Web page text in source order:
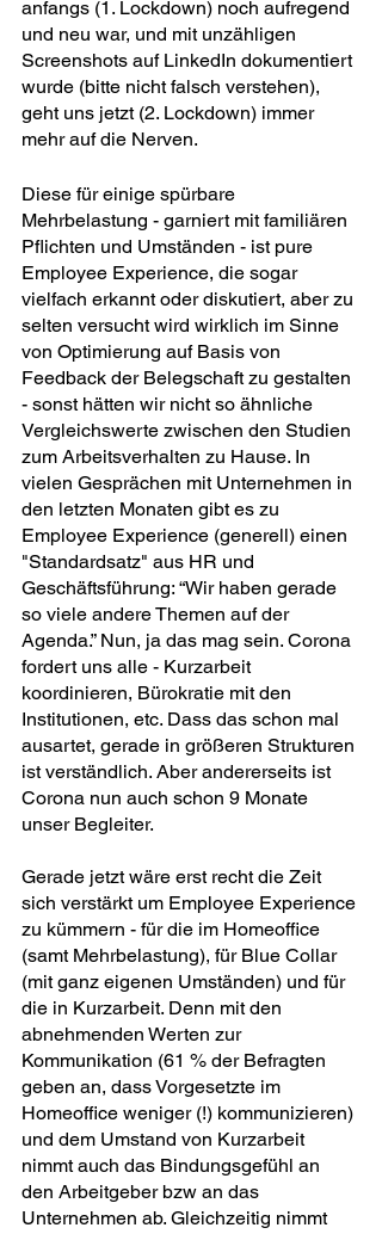
anfangs (1. Lockdown) noch aufregend
und neu war, und mit unzähligen
Screenshots auf LinkedIn dokumentiert
wurde (bitte nicht falsch verstehen),
geht uns jetzt (2. Lockdown) immer
mehr auf die Nerven.
Diese für einige spürbare
Mehrbelastung - garniert mit familiären
Pflichten und Umständen - ist pure
Employee Experience, die sogar
vielfach erkannt oder diskutiert, aber zu
selten versucht wird wirklich im Sinne
von Optimierung auf Basis von
Feedback der Belegschaft zu gestalten
- sonst hätten wir nicht so ähnliche
Vergleichswerte zwischen den Studien
zum Arbeitsverhalten zu Hause. In
vielen Gesprächen mit Unternehmen in
den letzten Monaten gibt es zu
Employee Experience (generell) einen
"Standardsatz" aus HR und
Geschäftsführung: “Wir haben gerade
so viele andere Themen auf der
Agenda.” Nun, ja das mag sein. Corona
fordert uns alle - Kurzarbeit
koordinieren, Bürokratie mit den
Institutionen, etc. Dass das schon mal
ausartet, gerade in größeren Strukturen
ist verständlich. Aber andererseits ist
Corona nun auch schon 9 Monate
unser Begleiter.
Gerade jetzt wäre erst recht die Zeit
sich verstärkt um Employee Experience
zu kümmern - für die im Homeoffice
(samt Mehrbelastung), für Blue Collar
(mit ganz eigenen Umständen) und für
die in Kurzarbeit. Denn mit den
abnehmenden Werten zur
Kommunikation (61 % der Befragten
geben an, dass Vorgesetzte im
Homeoffice weniger (!) kommunizieren)
und dem Umstand von Kurzarbeit
nimmt auch das Bindungsgefühl an
den Arbeitgeber bzw an das
Unternehmen ab. Gleichzeitig nimmt